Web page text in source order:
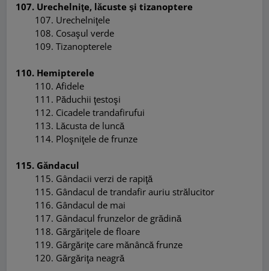
107. Urechelniţe, lăcuste şi tizanoptere
107. Urechelniţele
108. Cosaşul verde
109.Tizanopterele
110. Hemipterele
110.Afidele
111 . Păduchii ţestoşi
112. Cicadele trandafirufui
113. Lăcusta de luncă
114. Ploşniţele de frunze
115. Găndacul
115. Gândacii verzi de rapiţă
115. Gândacul de trandafir auriu strălucitor
116. Gândacul de mai
117. Gândaculfrunzelor de grădină
118. Gărgăriţele de floare
119. Gărgăriţe care mănâncă frunze
120. Gărgăriţa neagră